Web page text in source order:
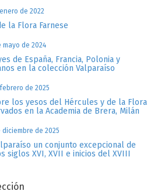
de 2022
la Flora Farnese
de 2024
de España, Francia, Polonia y
en la colección Valparaíso
de 2025
los yesos del Hércules y de la Flora
en la Academia de Brera, Milán
de 2025
un conjunto excepcional de
siglos XVI, XVII e inicios del XVIII